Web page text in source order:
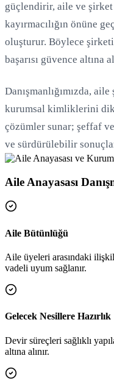
güçlendirir, aile ve
kayırmacılığın önüne
oluşturur. Böylece
başarısı güvence altına
Danışmanlığımızda,
kurumsal kimliklerini
çözümler sunar; şeffaf
ve sürdürülebilir
Aile Anayasası
Aile Bütünlüğü
Aile üyeleri arasındaki
vadeli uyum sağlanır.
Gelecek Nesillere Hazırlık
Devir süreçleri sağlıklı
altına alınır.